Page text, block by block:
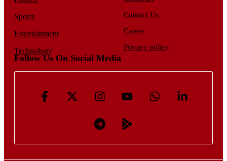
Sports
Entertainment
Technology
Contact Us
Career
Privacy policy
Follow Us On Social Media